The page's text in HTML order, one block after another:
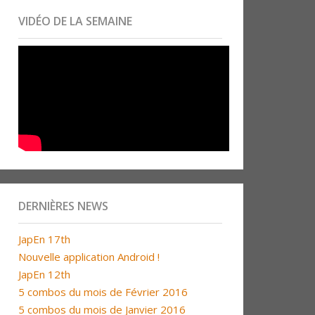
VIDÉO DE LA SEMAINE
DERNIÈRES NEWS
JapEn 17th
Nouvelle application Android !
JapEn 12th
5 combos du mois de Février 2016
5 combos du mois de Janvier 2016